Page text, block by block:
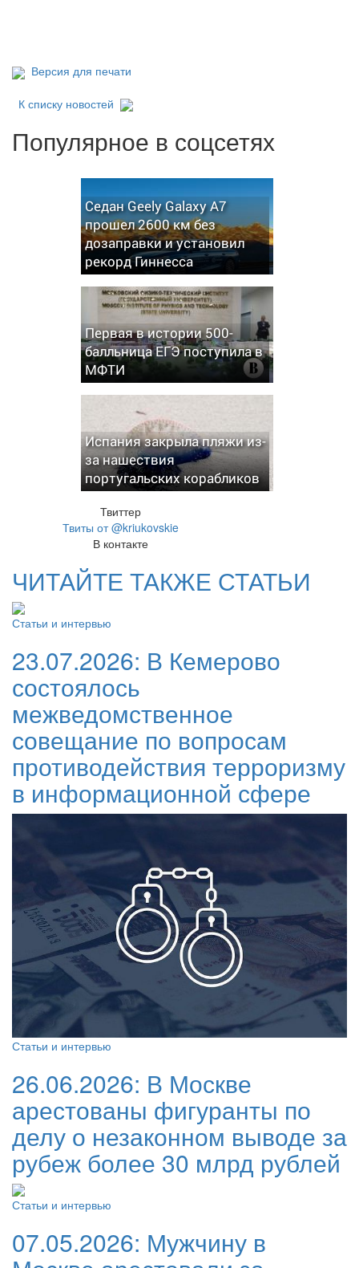
Версия для печати
К списку новостей
Популярное в соцсетях
Седан Geely Galaxy A7
прошел 2600 км без
дозаправки и установил
рекорд Гиннесса
Первая в истории 500-
балльница ЕГЭ поступила в
МФТИ
Испания закрыла пляжи из-
за нашествия
португальских корабликов
Твиттер
Твиты от @kriukovskie
В контакте
ЧИТАЙТЕ ТАКЖЕ СТАТЬИ
Статьи и интервью
23.07.2026: В Кемерово
состоялось
межведомственное
совещание по вопросам
противодействия терроризму
в информационной сфере
Статьи и интервью
26.06.2026: В Москве
арестованы фигуранты по
делу о незаконном выводе за
рубеж более 30 млрд рублей
Статьи и интервью
07.05.2026: Мужчину в